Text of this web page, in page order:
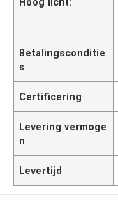
Betalingsconditie
s
Certificering
Levering vermoge
n
Levertijd